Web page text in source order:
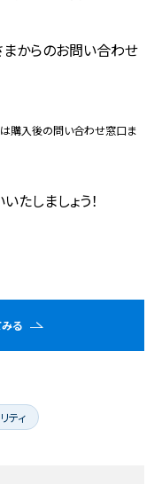
からのお問い合わせ
購入後の問い合わせ窓口ま
たしましょう！
る
ティ